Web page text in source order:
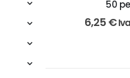
50
6,25 €